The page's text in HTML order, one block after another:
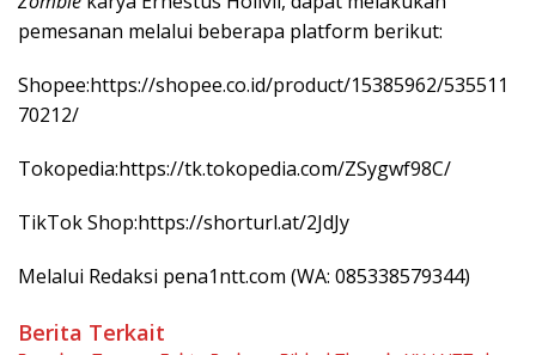
pemesanan melalui beberapa platform berikut:
Shopee:https://shopee.co.id/product/15385962/535511
70212/
Tokopedia:https://tk.tokopedia.com/ZSygwf98C/
TikTok Shop:https://shorturl.at/2JdJy
Melalui Redaksi pena1ntt.com (WA: 085338579344)
Berita Terkait